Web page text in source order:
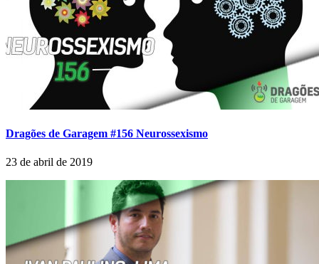
Dragões de Garagem #156 Neurossexismo
23 de abril de 2019